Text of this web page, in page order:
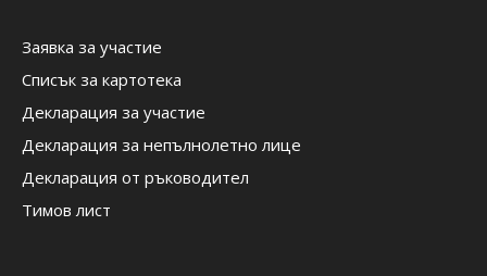
Заявка за участие
Списък за картотека
Декларация за участие
Декларация за непълнолетно лице
Декларация от ръководител
Тимов лист